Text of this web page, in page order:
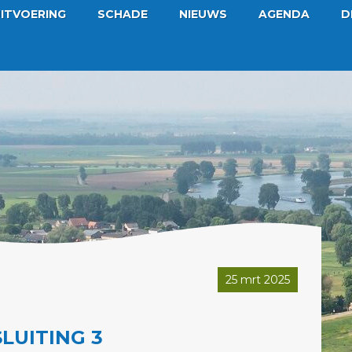
SCHADE NIEUWS AGENDA
3
25 mrt 2025